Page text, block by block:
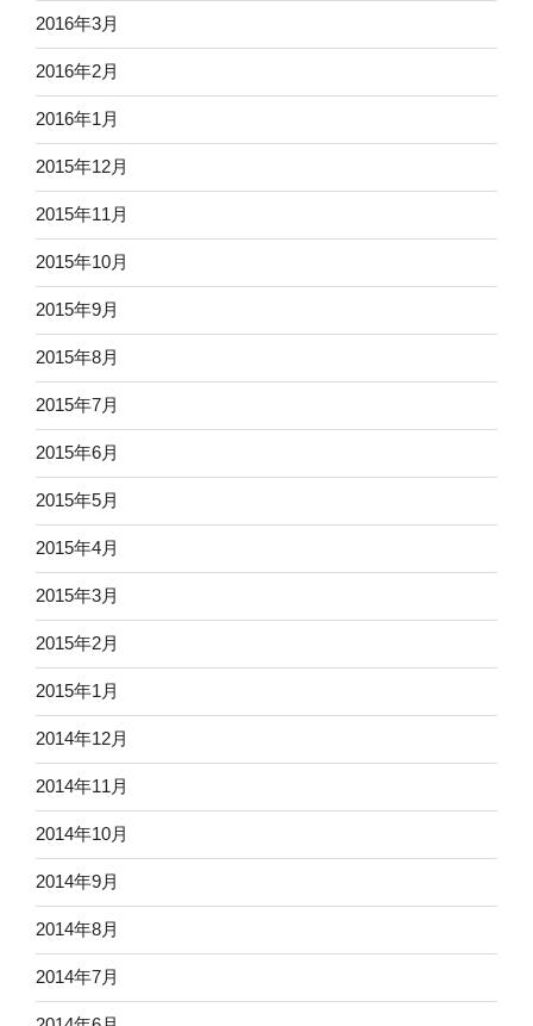
2016年3月
2016年2月
2016年1月
2015年12月
2015年11月
2015年10月
2015年9月
2015年8月
2015年7月
2015年6月
2015年5月
2015年4月
2015年3月
2015年2月
2015年1月
2014年12月
2014年11月
2014年10月
2014年9月
2014年8月
2014年7月